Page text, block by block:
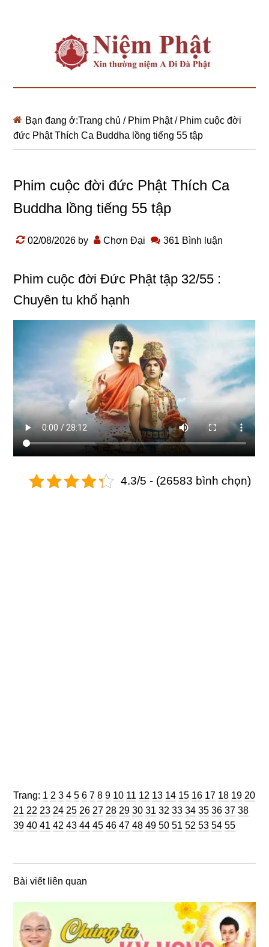
Bạn đang ở:Trang chủ / Phim Phật /Phim cuộc đời
đức Phật Thích Ca Buddha lồng tiếng 55 tập
Phim cuộc đời đức Phật Thích Ca
Buddha lồng tiếng 55 tập
02/08/2026 by Chơn Đại 361 Bình luận
Phim cuộc đời Đức Phật tập 32/55 :
Chuyên tu khổ hạnh
4.3/5 - (26583 bình chọn)
Trang: Trang
1 Trang
2 Trang
3 Trang
4 Trang
5 Trang
6 Trang
7 Trang
8 Trang
9 Trang
10 Trang
11 Trang
12 Trang
13 Trang
14 Trang
15 Trang
16 Trang
17 Trang
18 Trang
19 Trang
20
Trang
21 Trang
22 Trang
23 Trang
24 Trang
25 Trang
26 Trang
27 Trang
28 Trang
29 Trang
30 Trang
31 Trang
32 Trang
33 Trang
34 Trang
35 Trang
36 Trang
37 Trang
38
39 Trang
40 Trang
41 Trang
42 Trang
43 Trang
44 Trang
45 Trang
46 Trang
47 Trang
48 Trang
49 Trang
50 Trang
51 Trang
52 Trang
53 Trang
54 Trang
55
Bài viết liên quan